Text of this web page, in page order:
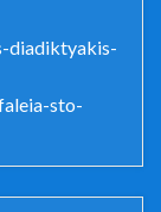
diadiktyakis-
sto-